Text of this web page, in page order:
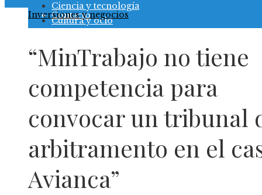
Contacto
Ciencia y tecnología
Cultura y ocio
Inversiones y negocios
“MinTrabajo no tiene
competencia para
convocar un tribunal
arbitramento en el
Avianca”